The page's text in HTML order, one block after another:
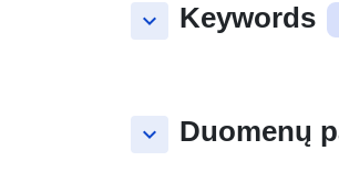
keyboard_arrow_down Keywords
keyboard_arrow_down Duomenų